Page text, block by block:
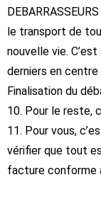
le transport de
nouvelle vie.
derniers en
Finalisation du
10. Pour le reste,
11. Pour vous,
vérifier que tout
facture conforme